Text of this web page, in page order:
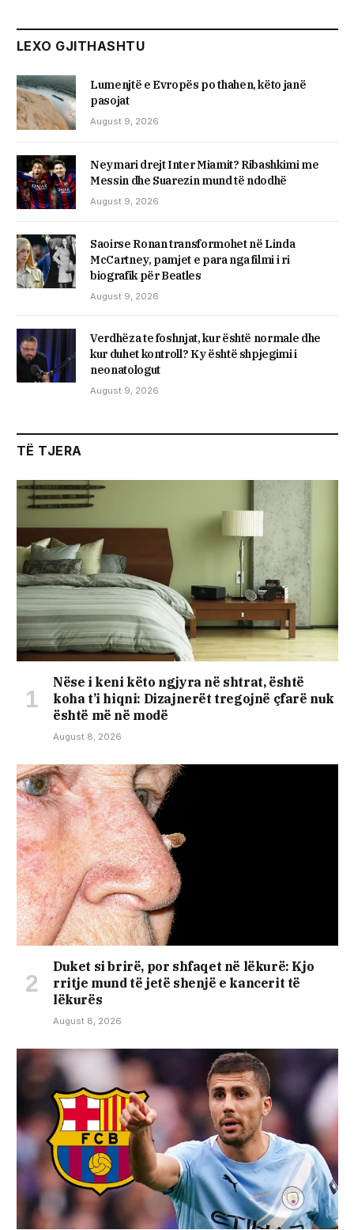
LEXO GJITHASHTU
Lumenjtë e Evropës po thahen, këto janë
pasojat
August 9, 2026
Neymari drejt Inter Miamit? Ribashkimi me
Messin dhe Suarezin mund të ndodhë
August 9, 2026
Saoirse Ronan transformohet në Linda
McCartney, pamjet e para nga filmi i ri
biografik për Beatles
August 9, 2026
Verdhëza te foshnjat, kur është normale dhe
kur duhet kontroll? Ky është shpjegimi i
neonatologut
August 9, 2026
TË TJERA
Nëse i keni këto ngjyra në shtrat, është
koha t’i hiqni: Dizajnerët tregojnë çfarë nuk
është më në modë
August 8, 2026
Duket si brirë, por shfaqet në lëkurë: Kjo
rritje mund të jetë shenjë e kancerit të
lëkurës
August 8, 2026